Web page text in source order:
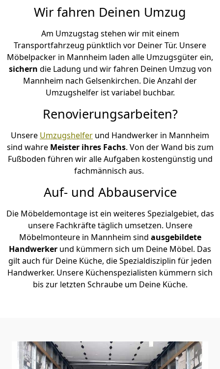
Wir fahren Deinen Umzug
Am Umzugstag stehen wir mit einem
Transportfahrzeug pünktlich vor Deiner Tür. Unsere
Möbelpacker in Mannheim laden alle Umzugsgüter ein,
sichern die Ladung und wir fahren Deinen Umzug von
Mannheim nach Gelsenkirchen. Die Anzahl der
Umzugshelfer ist variabel buchbar.
Renovierungsarbeiten?
Unsere Umzugshelfer und Handwerker in Mannheim
sind wahre Meister ihres Fachs. Von der Wand bis zum
Fußboden führen wir alle Aufgaben kostengünstig und
fachmännisch aus.
Auf- und Abbauservice
Die Möbeldemontage ist ein weiteres Spezialgebiet, das
unsere Fachkräfte täglich umsetzen. Unsere
Möbelmonteure in Mannheim sind ausgebildete
Handwerker und kümmern sich um Deine Möbel. Das
gilt auch für Deine Küche, die Spezialdisziplin für jeden
Handwerker. Unsere Küchenspezialisten kümmern sich
bis zur letzten Schraube um Deine Küche.